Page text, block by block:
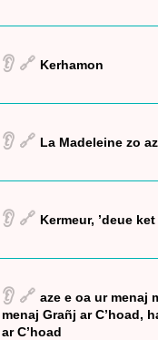
👂 🔗 Kerhamon
👂 🔗 La Madeleine zo
👂 🔗 Kermeur, ’deue
👂 🔗 aze e oa ur menaj
menaj Grañj ar C’hoad,
ar C’hoad